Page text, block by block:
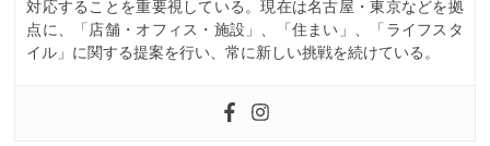
対応することを重要視している。現在は名古屋・東京などを拠
点に、「店舗・オフィス・施設」、「住まい」、「ライフスタ
イル」に関する提案を行い、常に新しい挑戦を続けている。